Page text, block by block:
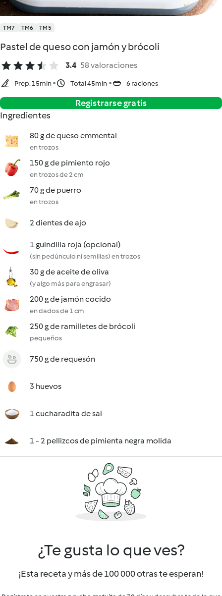
TM7 TM6 TM5
Pastel de queso con jamón y brócoli
3.4 58 valoraciones
Prep. 15min Total 45min 6 raciones
Registrarse gratis
Ingredientes
80 g de queso emmental
en trozos
150 g de pimiento rojo
en trozos de 2 cm
70 g de puerro
en trozos
2 dientes de ajo
1 guindilla roja (opcional)
(sin pedúnculo ni semillas) en trozos
30 g de aceite de oliva
(y algo más para engrasar)
200 g de jamón cocido
en dados de 1 cm
250 g de ramilletes de brócoli
pequeños
750 g de requesón
3 huevos
1 cucharadita de sal
1 - 2 pellizcos de pimienta negra molida
¿Te gusta lo que ves?
¡Esta receta y más de 100 000 otras te esperan!